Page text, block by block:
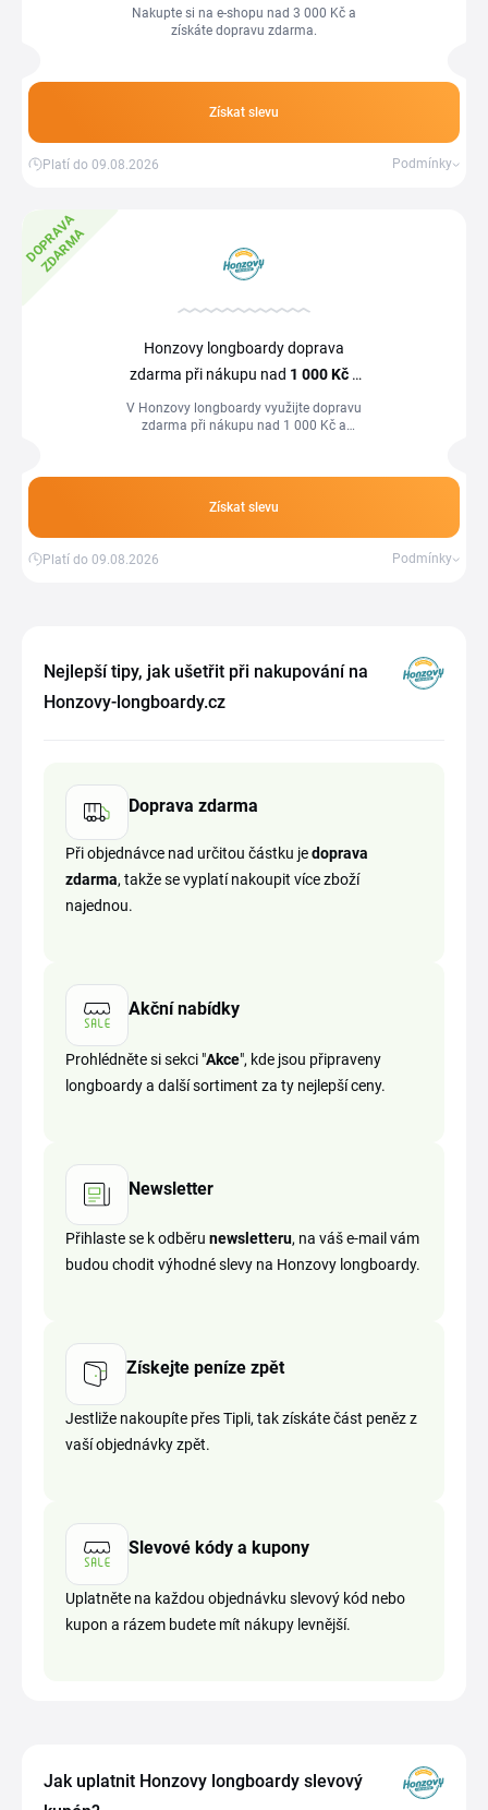
Nakupte si na e-shopu nad 3 000 Kč a
získáte dopravu zdarma.
Získat slevu
Platí do 09.08.2026 Podmínky
D
O
P
R
A
V
A
Z
D
A
R
M
A
Honzovy longboardy doprava
zdarma při nákupu nad 1 000 Kčs
PPL
V Honzovy longboardy využijte dopravu
zdarma při nákupu nad 1 000 Kč a
Získat slevu
Platí do 09.08.2026 Podmínky
Nejlepší tipy, jak ušetřit při nakupování na
Honzovy-longboardy.cz
Doprava zdarma
Při objednávce nad určitou částku jedoprava
zdarma, takže se vyplatí nakoupit více zboží
najednou.
Akční nabídky
Prohlédněte si sekci "Akce", kde jsou připraveny
longboardy a další sortiment za ty nejlepší ceny.
Newsletter
Přihlaste se k odběru newsletteru, na váš e-mail vám
budou chodit výhodné slevy na Honzovy longboardy.
Získejte peníze zpět
Jestliže nakoupíte přes Tipli, tak získáte část peněz z
vaší objednávky zpět.
Slevové kódy a kupony
Uplatněte na každou objednávku slevový kód nebo
kupon a rázem budete mít nákupy levnější.
Jak uplatnit Honzovy longboardy slevový